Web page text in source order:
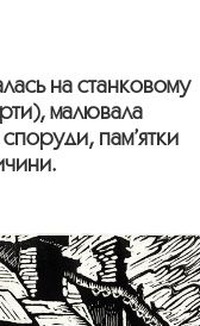
на станковому
малювала
пам’ятки